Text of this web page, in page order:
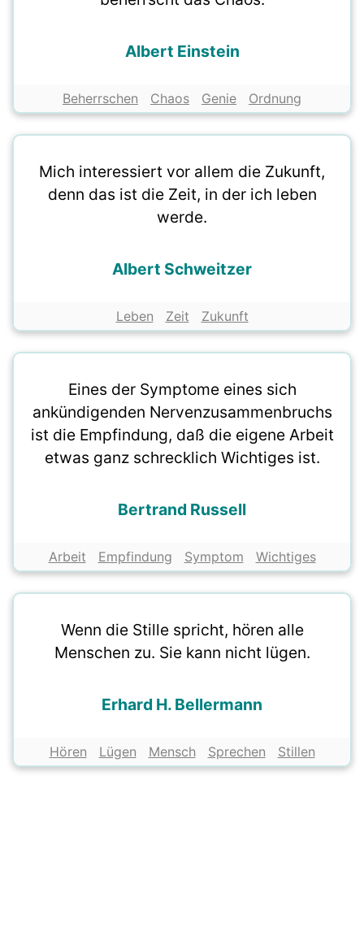
Albert Einstein
Beherrschen Chaos Genie Ordnung
Mich interessiert vor allem die Zukunft,
denn das ist die Zeit, in der ich leben
werde.
Albert Schweitzer
Leben Zeit Zukunft
Eines der Symptome eines sich
ankündigenden Nervenzusammenbruchs
ist die Empfindung, daß die eigene Arbeit
etwas ganz schrecklich Wichtiges ist.
Bertrand Russell
Arbeit Empfindung Symptom Wichtiges
Wenn die Stille spricht, hören alle
Menschen zu. Sie kann nicht lügen.
Erhard H. Bellermann
Hören Lügen Mensch Sprechen Stillen